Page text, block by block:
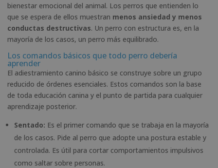
bienestar emocional del animal. Los perros que entienden lo
que se espera de ellos muestran menos ansiedad y menos
conductas destructivas. Un perro con estructura es, en la
mayoría de los casos, un perro más equilibrado.
Los comandos básicos que todo perro debería
aprender
El adiestramiento canino básico se construye sobre un grupo
reducido de órdenes esenciales. Estos comandos son la base
de toda educación canina y el punto de partida para cualquier
aprendizaje posterior.
Sentado: Es el primer comando que se trabaja en la mayoría
de los casos. Pide al perro que adopte una postura estable y
controlada. Es útil para cortar comportamientos impulsivos
como saltar sobre personas.